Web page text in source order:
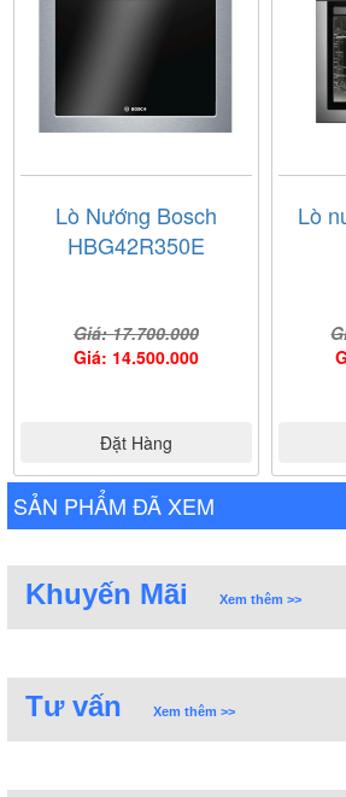
Lò Nướng Bosch
HBG42R350E
Giá: 17.700.000
Giá: 14.500.000
Đặt Hàng
Lò
SẢN PHẨM ĐÃ XEM
Khuyến Mãi Xem thêm >>
Tư vấn Xem thêm >>